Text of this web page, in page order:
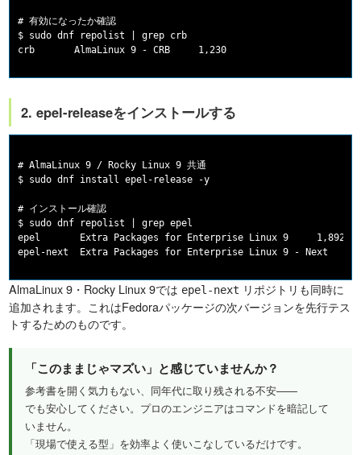
# 有効になったか確認
$ sudo dnf repolist | grep crb
2. epel-releaseをインストールする
# AlmaLinux 9 / Rocky Linux 9 共通
$ sudo dnf install epel-release -y
# インストール確認
$ sudo dnf repolist | grep epel
epel       Extra Packages for Enterprise Linux 9     1,892
AlmaLinux 9・Rocky Linux 9では epel-next リポジトリも同時に
追加されます。これはFedoraパッケージの次バージョンを先行テス
トするためのものです。
「このままじゃマズい」と感じていませんか？
参考書を開く気力もない、同年代に取り残される不安——
でも安心してください。プロのエンジニアはコマンドを暗記して
いません。
「現場で使える型」を効率よく使いこなしているだけです。